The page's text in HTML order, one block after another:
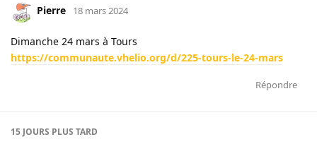
Pierre 18 mars 2024
Dimanche 24 mars à Tours
https://communaute.vhelio.org/d/225-tours-le-24-mars
Répondre
15 JOURS PLUS TARD